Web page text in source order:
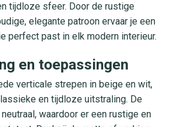
tijdloze sfeer. Door de rustige
elegante patroon ervaar je een
perfect past in elk modern interieur.
en toepassingen
verticale strepen in beige en wit,
en tijdloze uitstraling. De
waardoor er een rustige en